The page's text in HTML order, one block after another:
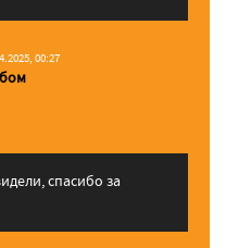
00:27
спасибо за